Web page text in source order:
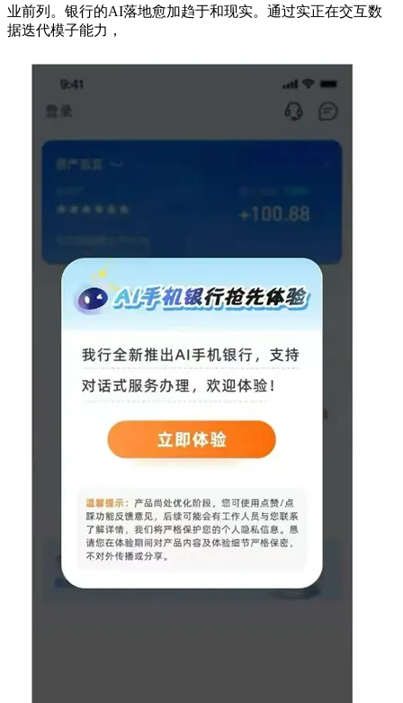
业前列。银行的AI落地愈加趋于和现实。通过实正在交互数
据迭代模子能力，